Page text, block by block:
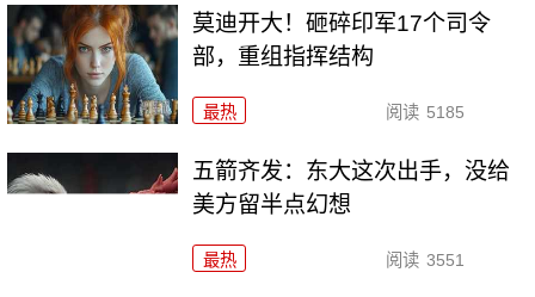
莫迪开大！砸碎印军17个司令
部，重组指挥结构
最热 阅读 5185
五箭齐发：东大这次出手，没给
美方留半点幻想
最热 阅读 3551